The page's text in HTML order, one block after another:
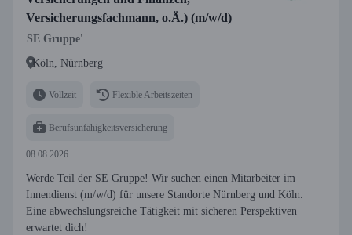
Versicherungsfachmann, o.Ä.) (m/w/d)
SE Gruppe'
Köln, Nürnberg
Vollzeit Flexible Arbeitszeiten
Berufsunfähigkeitsversicherung
08.08.2026
Werde Teil der SE Gruppe! Wir suchen einen Mitarbeiter im
Innendienst (m/w/d) für unsere Standorte Nürnberg und Köln.
Eine abwechslungsreiche Tätigkeit mit sicheren Perspektiven
erwartet dich!